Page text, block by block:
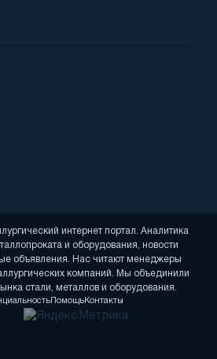
интернет портал. Аналитика
и оборудования, новости
объявления. Нас читают менеджеры
компаний. Мы объединили
стали, металлов и оборудования.
ПомощьКонтакты